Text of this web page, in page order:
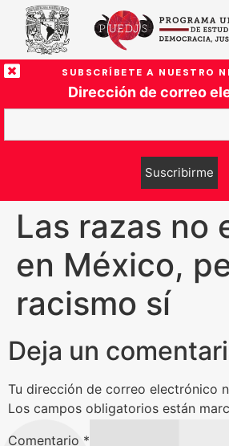
SUBSCRÍBETE A NUESTRO
Dirección de correo
Las razas no
en México,
racismo sí
Deja un
Tu dirección de correo electrónico
Los campos obligatorios están
Comentario *